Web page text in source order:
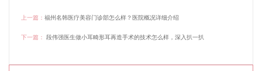
上一篇： 福州名韩医疗美容门诊部怎么样？医院概况详细介绍
下一篇： 段伟强医生做小耳畸形耳再造手术的技术怎么样，深入扒一扒